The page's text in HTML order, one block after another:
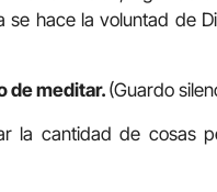
se hace la voluntad de
de meditar. (Guardo
la cantidad de cosas